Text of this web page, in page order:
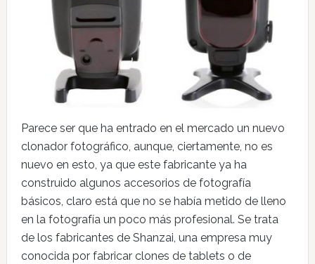
Parece ser que ha entrado en el mercado un nuevo
clonador fotográfico, aunque, ciertamente, no es
nuevo en esto, ya que este fabricante ya ha
construido algunos accesorios de fotografía
básicos, claro está que no se había metido de lleno
en la fotografía un poco más profesional. Se trata
de los fabricantes de Shanzai, una empresa muy
conocida por fabricar clones de tablets o de